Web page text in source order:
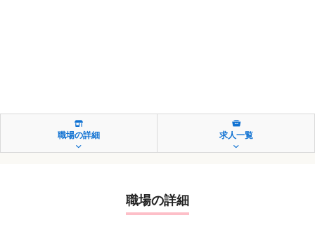
職場の詳細 求人一覧
職場の詳細